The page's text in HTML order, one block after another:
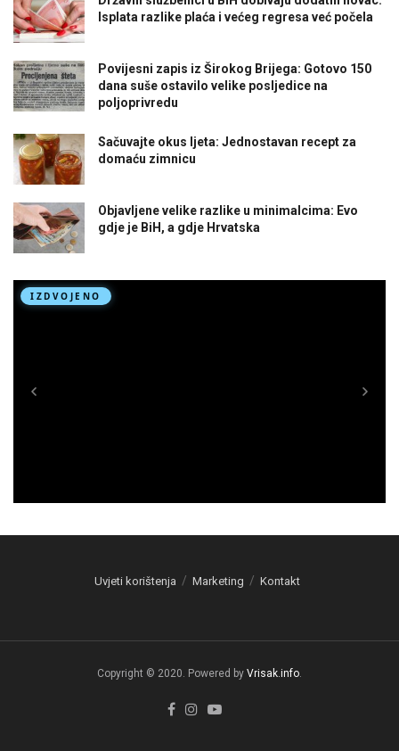
Isplata razlike plaća i većeg regresa već počela
Povijesni zapis iz Širokog Brijega: Gotovo 150
dana suše ostavilo velike posljedice na
poljoprivredu
Sačuvajte okus ljeta: Jednostavan recept za
domaću zimnicu
Objavljene velike razlike u minimalcima: Evo
gdje je BiH, a gdje Hrvatska
Uvjeti korištenja Marketing Kontakt
Copyright © 2020. Powered by Vrisak.info.